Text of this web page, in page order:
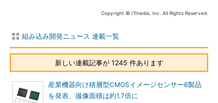
Copyright © ITmedia, Inc. All Rights Reserved.
組み込み開発ニュース 連載一覧
新しい連載記事が 1245 件あります
産業機器向け積層型CMOSイメージセンサー6製品
を発表、撮像面積は約1.7倍に